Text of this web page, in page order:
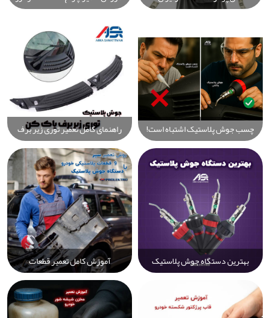
راهنمای جامع برای شروع و کسب با جوش پلاستیک در 10 دقیقه:
چسب جوش پلاستیک اشتباه است!
راهنمای کامل جوش واقعی پلاستیک
با Prolektro
راهنمای کامل تعمیر توری زیر برف
پاک کن خودرو با دستگاه جوش
پلاستیک Prolektro برای دوام و
عملکرد عالی
بهترین دستگاه جوش پلاستیک
Prolektro: راهنمای کامل انتخاب
پلاستیک
آموزش کامل تعمیر قطعات
پلاستیکی خودرو با دستگاه جوش
Prolektro: از سپر تا چراغ و باک
سوخت – سریع، حرفه‌ای و
مقرون‌به‌صرفه